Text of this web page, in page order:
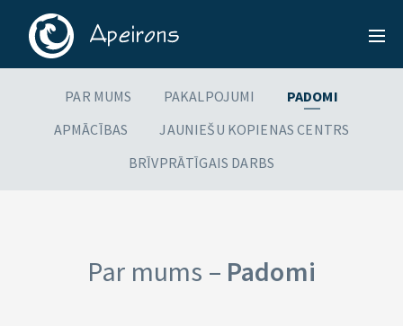
PAR MUMS PAKALPOJUMI
PADOMI
APMĀCĪBAS
JAUNIEŠU KOPIENAS CENTRS
BRĪVPRĀTĪGAIS DARBS
Par mums – Padomi